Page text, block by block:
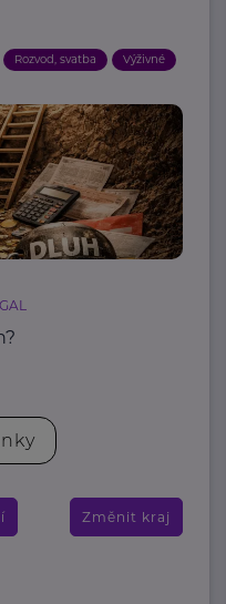
Rozvod, svatba Výživné
Změnit kraj